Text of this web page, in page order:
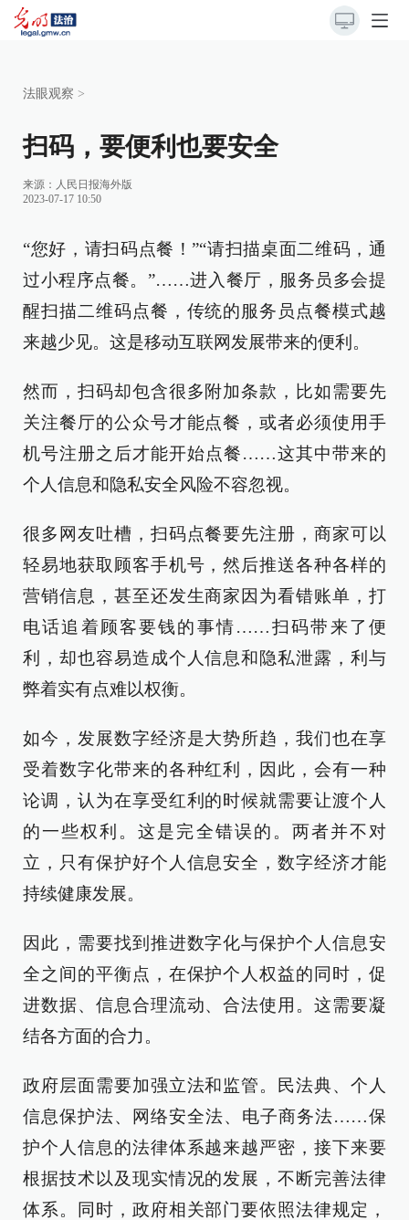
法眼观察 >
扫码，要便利也要安全
来源： 人民日报海外版
2023-07-17 10:50
“您好，请扫码点餐！”“请扫描桌面二维码，通
过小程序点餐。”……进入餐厅，服务员多会提
醒扫描二维码点餐，传统的服务员点餐模式越
来越少见。这是移动互联网发展带来的便利。
然而，扫码却包含很多附加条款，比如需要先
关注餐厅的公众号才能点餐，或者必须使用手
机号注册之后才能开始点餐……这其中带来的
个人信息和隐私安全风险不容忽视。
很多网友吐槽，扫码点餐要先注册，商家可以
轻易地获取顾客手机号，然后推送各种各样的
营销信息，甚至还发生商家因为看错账单，打
电话追着顾客要钱的事情……扫码带来了便
利，却也容易造成个人信息和隐私泄露，利与
弊着实有点难以权衡。
如今，发展数字经济是大势所趋，我们也在享
受着数字化带来的各种红利，因此，会有一种
论调，认为在享受红利的时候就需要让渡个人
的一些权利。这是完全错误的。两者并不对
立，只有保护好个人信息安全，数字经济才能
持续健康发展。
因此，需要找到推进数字化与保护个人信息安
全之间的平衡点，在保护个人权益的同时，促
进数据、信息合理流动、合法使用。这需要凝
结各方面的合力。
政府层面需要加强立法和监管。民法典、个人
信息保护法、网络安全法、电子商务法……保
护个人信息的法律体系越来越严密，接下来要
根据技术以及现实情况的发展，不断完善法律
体系。同时，政府相关部门要依照法律规定，